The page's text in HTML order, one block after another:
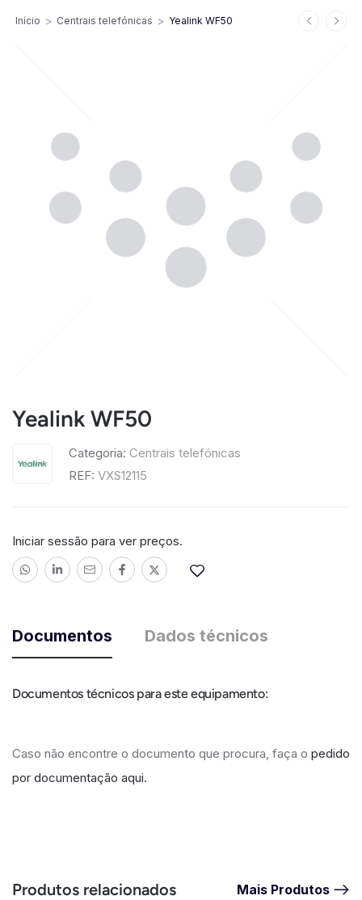
Início > Centrais telefónicas > Yealink WF50
Yealink WF50
Categoria: Centrais telefónicas
REF: VXS12115
Iniciar sessão para ver preços.
Documentos Dados técnicos
Documentos técnicos para este equipamento:
Caso não encontre o documento que procura, faça o pedido
por documentação aqui.
Produtos relacionados Mais Produtos